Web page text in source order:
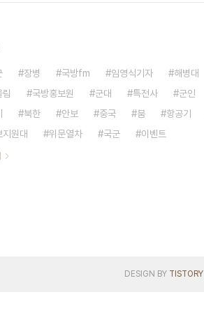
장병 국방fm 임영식기자 해병대
림
국방홍보원 군대 특전사 군인
북한 안보 중국 붐 항공기
지원대
위문열차 국군 이벤트
DESIGN BY TISTORY